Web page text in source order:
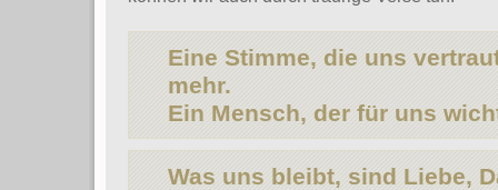
Eine Stimme, die uns
mehr.
Ein Mensch, der für uns
Was uns bleibt, sind Liebe,